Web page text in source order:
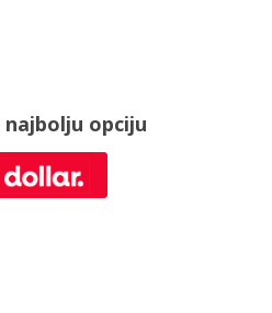
najbolju opciju